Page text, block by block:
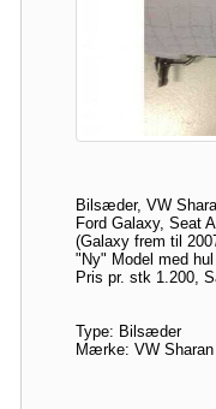
Bilsæder, VW
Ford Galaxy, Seat
(Galaxy frem til
"Ny" Model med
Pris pr. stk 1.200,
Type: Bilsæder
Mærke: VW Sharan